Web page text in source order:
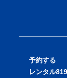
予約する
レンタル